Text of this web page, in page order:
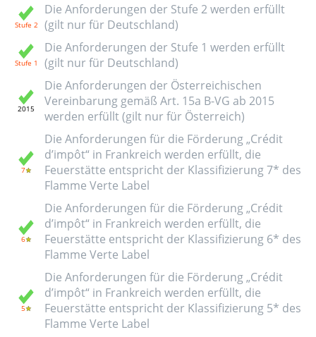
Die Anforderungen der Stufe 2 werden erfüllt
(gilt nur für Deutschland)
Die Anforderungen der Stufe 1 werden erfüllt
(gilt nur für Deutschland)
Die Anforderungen der Österreichischen
Vereinbarung gemäß Art. 15a B-VG ab 2015
werden erfüllt (gilt nur für Österreich)
Die Anforderungen für die Förderung „Crédit
d’impôt“ in Frankreich werden erfüllt, die
Feuerstätte entspricht der Klassifizierung 7* des
Flamme Verte Label
Die Anforderungen für die Förderung „Crédit
d’impôt“ in Frankreich werden erfüllt, die
Feuerstätte entspricht der Klassifizierung 6* des
Flamme Verte Label
Die Anforderungen für die Förderung „Crédit
d’impôt“ in Frankreich werden erfüllt, die
Feuerstätte entspricht der Klassifizierung 5* des
Flamme Verte Label